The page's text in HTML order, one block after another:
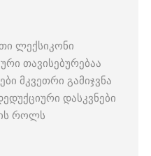
ლექსიკონი
თავისებურებაა
მკვეთრი გამიჯვნა
დასკვნები
როლს